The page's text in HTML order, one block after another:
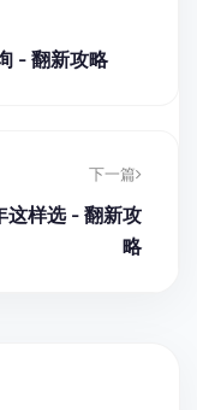
- 翻新攻略
下一篇
样选 - 翻新攻
略